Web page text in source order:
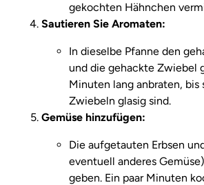
gekochten Hähnchen
Sautieren Sie Aromaten:
In dieselbe Pfanne den
und die gehackte Zwiebel
Minuten lang anbraten,
Zwiebeln glasig sind.
Gemüse hinzufügen:
Die aufgetauten Erbsen
eventuell anderes
geben. Ein paar Minuten